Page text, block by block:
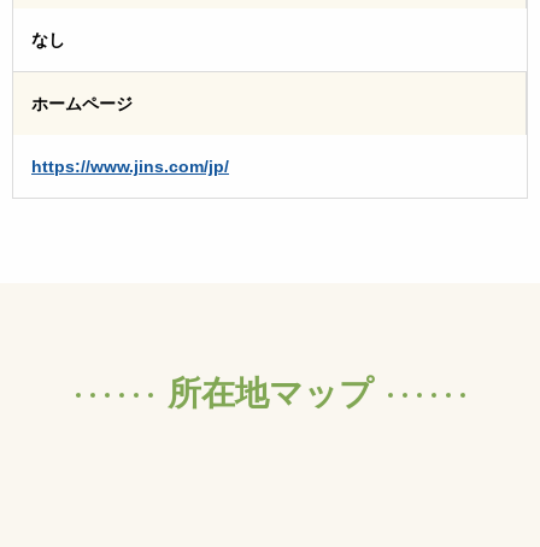
なし
ホームページ
https://www.jins.com/jp/
所在地マップ